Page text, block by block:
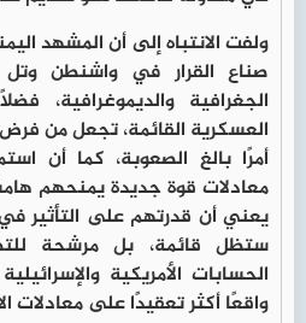
ولفت الانتباه إلى أن المشهد
صناع القرار في واشنطن وتل
الجغرافية والديموغرافية،
العسكرية القائمة، تجعل من
أمرًا بالغ الصعوبة، كما أن
معادلات قوة جديدة يمنحهم
يعني أن قدرتهم على التأثير
ستظل قائمة، بل مرشحة
الحسابات الأمريكية
واقعًا أكثر تعقيدًا على معادلات